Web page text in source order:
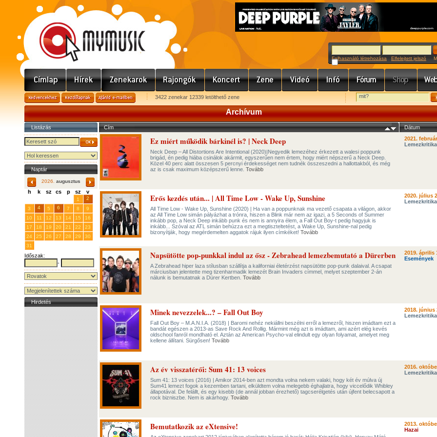
Felhasználó létrehozása Elfelejtett jelszó
3422 zenekar 12339 letölthető zene
Archívum
Listázás
Naptár
2026. augusztus
h k sz cs p sz v
1
2
3
4 5 6 7 8
9
10
11 12 13 14 15
16
17
18 19 20 21 22
23
24
25 26 27 28 29
30
31
Időszak:
-
Hirdetés
Cím Dátum
Ez miért működik bárkinél is? | Neck Deep
Neck Deep – All Distortions Are Intentional (2020)|Negyedik lemezéhez érkezett a walesi poppunk
brigád, én pedig hiába csinálok akármit, egyszerűen nem értem, hogy miért népszerű a Neck Deep.
Közel 40 perc alatt összesen 5 percnyi érdekességet nem tudnék összeszedni a hallottakból, és még
az is csak maximum középszerű lenne. Tovább
2021.
Lemezkritika
Erős kezdés után... | All Time Low - Wake Up, Sunshine
All Time Low - Wake Up, Sunshine (2020) | Ha van a poppunknak ma vezető csapata a világon, akkor
az All Time Low simán pályázhat a trónra, hiszen a Blink már nem az igazi, a 5 Seconds of Summer
inkább pop, a Neck Deep inkább punk és nem is annyira élem, a Fall Out Boy-t pedig hagyjuk is
inkább... Szóval az ATL simán behúzza ezt a megtiszteltetést, a Wake Up, Sunshine-nal pedig
bizonyítják, hogy megérdemelten aggatok rájuk ilyen címkéket! Tovább
2020. július
Lemezkritika
Napsütötte pop-punkkal indul az ősz - Zebrahead lemezbemutató a Dürerben
A Zebrahead hiper laza stílusban szállítja a kaliforniai életérzést napsütötte pop-punk dalaival. A csapat
márciusban jelentette meg tizenharmadik lemezét Brain Invaders címmel, melyet szeptember 2-án
nálunk is bemutatnak a Dürer Kertben. Tovább
2019. április
Események
Minek nevezzelek...? – Fall Out Boy
Fall Out Boy – M.A.N.I.A. (2018) | Baromi nehéz nekiállni beszélni erről a lemezről, hiszen imádtam ezt a
bandát egészen a 2013-as Save Rock And Rollig. Mármint még azt is imádtam, ami azért elég kevés
oldschool fanról mondható el. Aztán az American Psycho-val elindult egy olyan folyamat, amelyet meg
kellene állítani. Sürgősen! Tovább
2018. június
Lemezkritika
Az év visszatérői: Sum 41: 13 voices
Sum 41: 13 voices (2016) | Amikor 2014-ben azt mondta volna nekem valaki, hogy két év múlva új
Sum41 lemezt fogok a kezemben tartani, elküldtem volna melegebb éghajlatra, hogy viccelődik Whibley
állapotával. De felállt, és egy kisebb (de annál jobban érezhető) tagcserélgetés után újfent belecsapott a
rock bizniszbe. Nem is akárhogy. Tovább
2016.
Lemezkritika
Bemutatkozik az eXtensive!
2013.
Hazai